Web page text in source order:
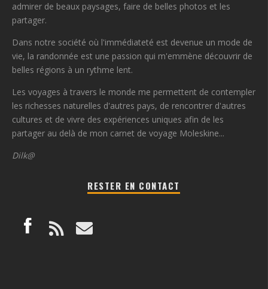
admirer de beaux paysages, faire de belles photos et les
partager.
Dans notre société où l'immédiateté est devenue un mode de
vie, la randonnée est une passion qui m'emmène découvrir de
belles régions à un rythme lent.
Les voyages à travers le monde me permettent de contempler
les richesses naturelles d'autres pays, de rencontrer d'autres
cultures et de vivre des expériences uniques afin de les
partager au delà de mon carnet de voyage Moleskine...
Dilk@
RESTER EN CONTACT